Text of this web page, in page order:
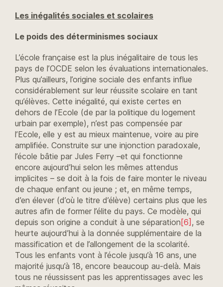
Les inégalités sociales et scolaires
Le poids des déterminismes sociaux
L’école française est la plus inégalitaire de tous les
pays de l’OCDE selon les évaluations internationales.
Plus qu’ailleurs, l’origine sociale des enfants influe
considérablement sur leur réussite scolaire en tant
qu’élèves. Cette inégalité, qui existe certes en
dehors de l’Ecole (de par la politique du logement
urbain par exemple), n’est pas compensée par
l’Ecole, elle y est au mieux maintenue, voire au pire
amplifiée. Construite sur une injonction paradoxale,
l’école bâtie par Jules Ferry –et qui fonctionne
encore aujourd’hui selon les mêmes attendus
implicites – se doit à la fois de faire monter le niveau
de chaque enfant ou jeune ; et, en même temps,
d’en élever (d’où le titre d’élève) certains plus que les
autres afin de former l’élite du pays. Ce modèle, qui
depuis son origine a conduit à une séparation[6] , se
heurte aujourd’hui à la donnée supplémentaire de la
massification et de l’allongement de la scolarité.
Tous les enfants vont à l’école jusqu’à 16 ans, une
majorité jusqu’à 18, encore beaucoup au-delà. Mais
tous ne réussissent pas les apprentissages avec les